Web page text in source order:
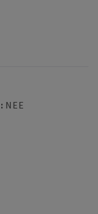
: NEE